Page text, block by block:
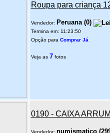
Roupa para criança
Vendedor: Peruana(0)
Termina em: 11:23:50
Opção para Comprar Já
Veja as 7fotos
0190 - CAIXA
Vendedor: numismatico(